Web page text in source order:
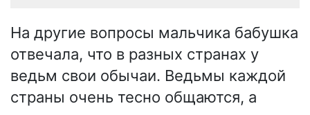
На другие вопросы мальчика бабушка
отвечала, что в разных странах у
ведьм свои обычаи. Ведьмы каждой
страны очень тесно общаются, а